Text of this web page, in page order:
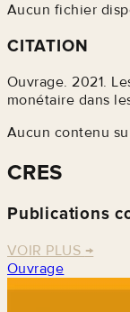
Aucun fichier
CITATION
Ouvrage. 2021.
monétaire dans
Aucun contenu
CRES
Publications
VOIR PLUS →
Ouvrage